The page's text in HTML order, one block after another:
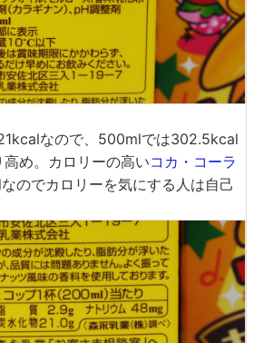
なので、500mlでは302.5kcal
め。カロリーの高いコカ・コーラ
のでカロリーを気にする人は自己